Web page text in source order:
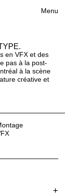
Menu
en VFX et des
pas à la post-
à la scène
créative et